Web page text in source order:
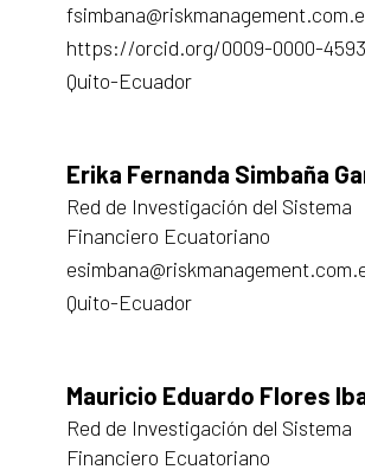
https://orcid.org/0009-0000-
Quito-Ecuador
Erika Fernanda Simbaña
Red de Investigación del Sistema
Financiero Ecuatoriano
Quito-Ecuador
Mauricio Eduardo Flores
Red de Investigación del Sistema
Financiero Ecuatoriano